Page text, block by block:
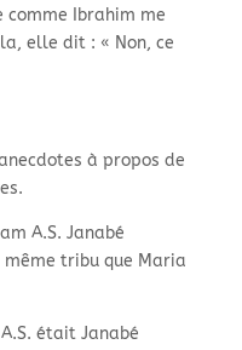
comme Ibrahim me
elle dit : « Non, ce
à propos de
A.S. Janabé
tribu que Maria
était Janabé